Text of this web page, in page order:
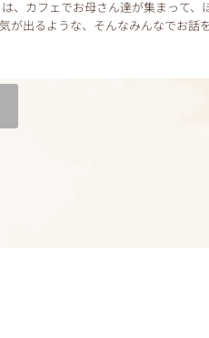
、カフェでお母さん達が集まって、
が出るような、そんなみんなでお話